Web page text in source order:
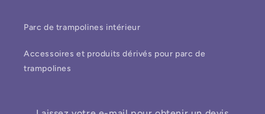
Parc de trampolines intérieur
Accessoires et produits dérivés pour parc de
trampolines